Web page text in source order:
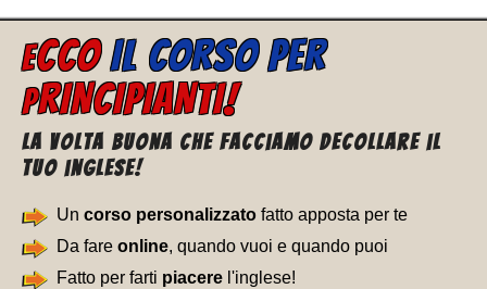
ECCOIL CORSO PER
PRINCIPIANTI!
La volta buona che facciamo decollare il
tuo inglese!
Un corso personalizzato fatto apposta per te
Da fare online, quando vuoi e quando puoi
Fatto per farti piacere l'inglese!